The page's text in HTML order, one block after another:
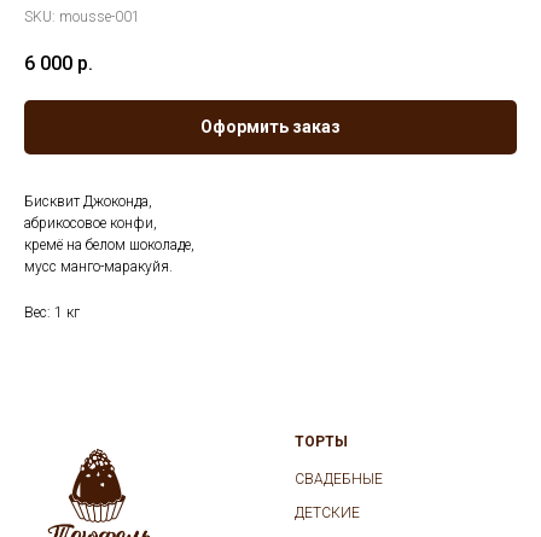
SKU: mousse-001
6 000 р.
Оформить заказ
Бисквит Джоконда,
абрикосовое конфи,
кремё на белом шоколаде,
мусс манго-маракуйя.
Вес: 1 кг
ТОРТЫ
СВАДЕБНЫЕ
ДЕТСКИЕ